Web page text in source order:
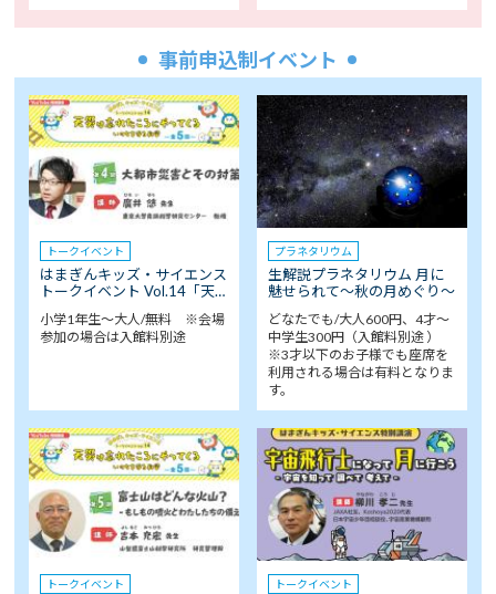
事前申込制イベント
トークイベント
はまぎんキッズ・サイエンス
トークイベント Vol.14「天…
小学1年生～大人/無料 ※会場
参加の場合は入館料別途
プラネタリウム
生解説プラネタリウム 月に
魅せられて～秋の月めぐり～
どなたでも/大人600円、4才～
中学生300円（入館料別途 ）
※3才以下のお子様でも座席を
利用される場合は有料となりま
す。
トークイベント トークイベント